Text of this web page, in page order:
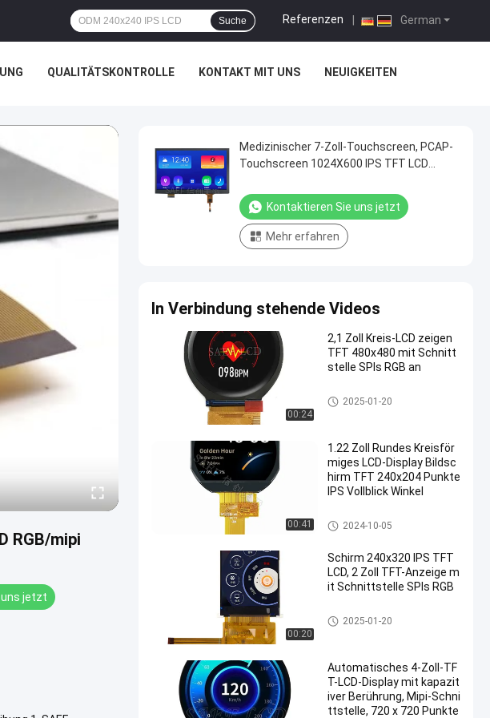
German
Referenzen
Suche
QUALITÄTSKONTROLLE KONTAKT MIT UNS NEUIGKEITEN
RGB/mipi
jetzt
Medizinischer 7-Zoll-Touchscreen, PCAP-
Touchscreen 1024X600 IPS TFT LCD
Touchscreen
Kontaktieren Sie uns jetzt
Mehr erfahren
In Verbindung stehende Videos
00:24
2,1 Zoll Kreis-LCD zeigen
TFT 480x480 mit Schnitt
stelle SPIs RGB an
Kreis-LCD-Anzeige
2025-01-20
00:41
1.22 Zoll Rundes Kreisför
miges LCD-Display Bildsc
hirm TFT 240x204 Punkte
IPS Vollblick Winkel
Kreis-LCD-Anzeige
2024-10-05
00:20
Schirm 240x320 IPS TFT
LCD, 2 Zoll TFT-Anzeige m
it Schnittstelle SPIs RGB
TFT LCD-Anzeige
2025-01-20
Automatisches 4-Zoll-TF
T-LCD-Display mit kapazit
iver Berührung, Mipi-Schni
ttstelle, 720 x 720 Punkte